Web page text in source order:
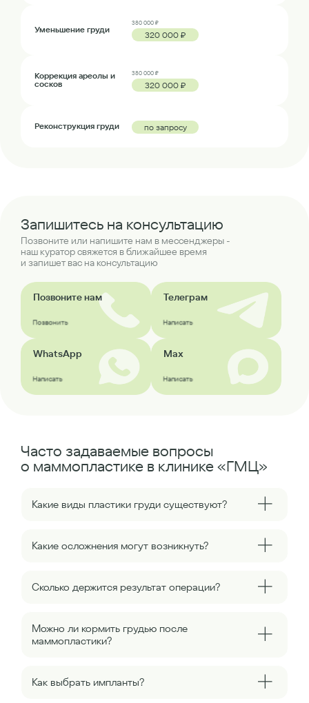
Уменьшение груди
380 000 ₽
320 000 ₽
Коррекция ареолы и
сосков
380 000 ₽
320 000 ₽
Реконструкция груди по запросу
Запишитесь на консультацию
Позвоните или напишите нам в мессенджеры -
наш куратор свяжется в ближайшее время
и запишет вас на консультацию
Позвоните нам
Позвонить
Телеграм
Написать
WhatsApp
Написать
Max
Написать
Часто задаваемые вопросы
о маммопластике в клинике «ГМЦ»
Какие виды пластики груди существуют?
Какие осложнения могут возникнуть?
Сколько держится результат операции?
Можно ли кормить грудью после
маммопластики?
Как выбрать импланты?